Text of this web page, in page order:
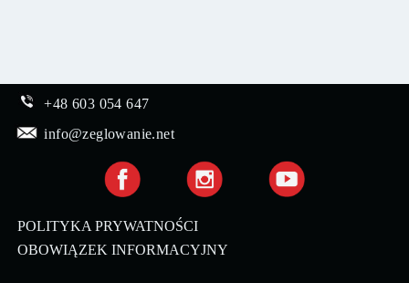
+48 603 054 647
info@zeglowanie.net
POLITYKA PRYWATNOŚCI
OBOWIĄZEK INFORMACYJNY